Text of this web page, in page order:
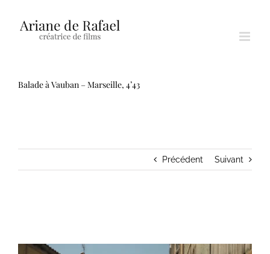
Balade à Vauban – Marseille, 4’43
Précédent Suivant